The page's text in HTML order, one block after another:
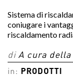
Sistema di
coniugare i
riscaldamento
di A cura della
in:
PRODOTTI